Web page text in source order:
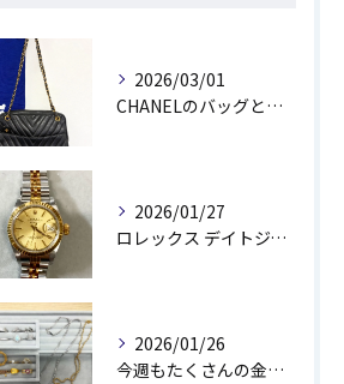
2026/03/01
CHANELのバッグとルイ・ヴィトンの靴をお買取しました😊💰
2026/01/27
ロレックス デイトジャストをお買取しました😊
2026/01/26
今週もたくさんの金製品・プラチナ製品のお買取しました✨